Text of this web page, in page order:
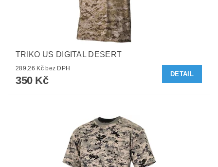
TRIKO US DIGITAL DESERT
289,26 Kč bez DPH
350 Kč
DETAIL